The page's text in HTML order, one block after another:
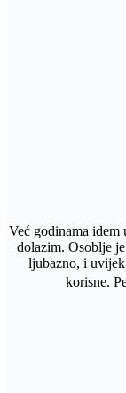
Već godinama idem
dolazim. Osoblje
ljubazno, i
korisne.